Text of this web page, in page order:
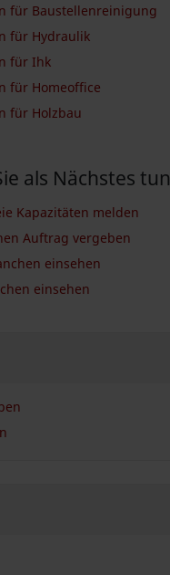
für Baustellenreinigung
für Hydraulik
für Ihk
für Homeoffice
für Holzbau
als Nächstes tun
Kapazitäten melden
Auftrag vergeben
einsehen
einsehen